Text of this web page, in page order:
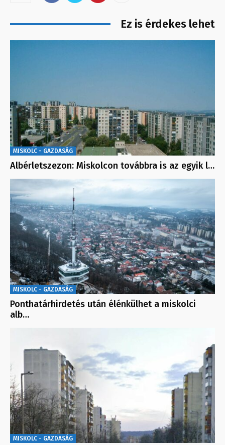
Ez is érdekes lehet
MISKOLC - GAZDASÁG
Albérletszezon: Miskolcon továbbra is az egyik l…
MISKOLC - GAZDASÁG
Ponthatárhirdetés után élénkülhet a miskolci
alb…
MISKOLC - GAZDASÁG